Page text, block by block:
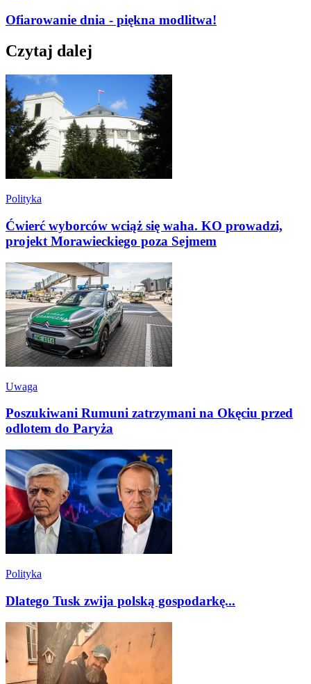
Ofiarowanie dnia - piękna modlitwa!
Czytaj dalej
Polityka
Ćwierć wyborców wciąż się waha. KO prowadzi,
projekt Morawieckiego poza Sejmem
Uwaga
Poszukiwani Rumuni zatrzymani na Okęciu przed
odlotem do Paryża
Polityka
Dlatego Tusk zwija polską gospodarkę...